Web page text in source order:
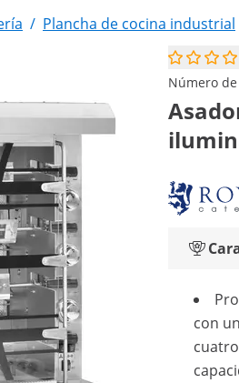
/ Plancha de cocina industrial
Número
con